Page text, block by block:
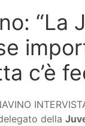
“La
c’è
della